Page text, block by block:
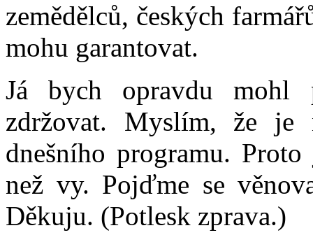
zemědělců, českých
mohu garantovat.
Já bych opravdu mohl
zdržovat. Myslím, že je
dnešního programu.
než vy. Pojďme se
Děkuju. (Potlesk zprava.)